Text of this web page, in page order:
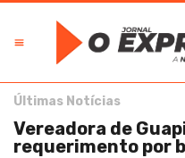
Últimas Notícias
Vereadora de
requerimento por